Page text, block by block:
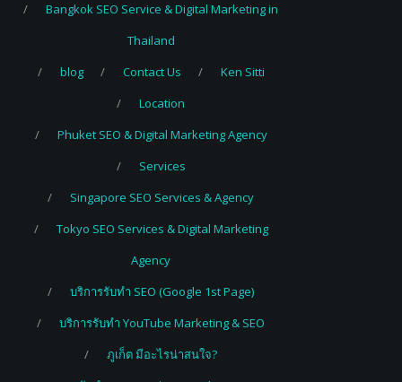
Bangkok SEO Service & Digital Marketing in
Thailand
blog
Contact Us
Ken Sitti
Location
Phuket SEO & Digital Marketing Agency
Services
Singapore SEO Services & Agency
Tokyo SEO Services & Digital Marketing
Agency
บริการรับทำ SEO (Google 1st Page)
บริการรับทำ YouTube Marketing & SEO
ภูเก็ต มีอะไรน่าสนใจ?